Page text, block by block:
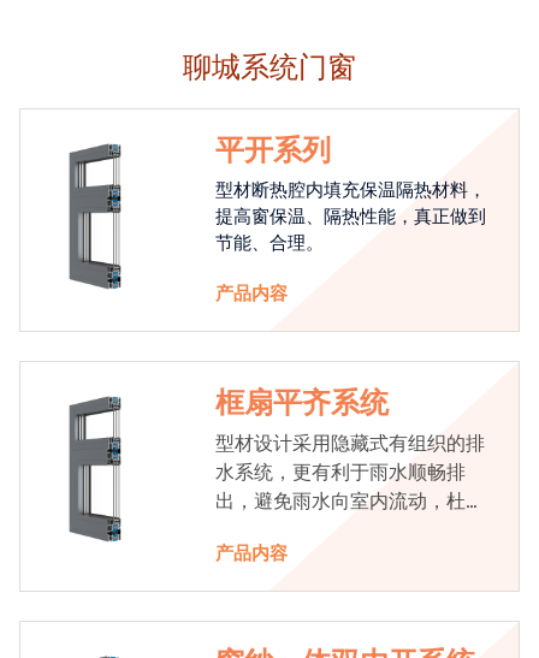
聊城系统门窗
平开系列
型材断热腔内填充保温隔热材料，
提高窗保温、隔热性能，真正做到
节能、合理。
产品内容
框扇平齐系统
型材设计采用隐藏式有组织的排
水系统，更有利于雨水顺畅排
出，避免雨水向室内流动，杜绝
产品内容